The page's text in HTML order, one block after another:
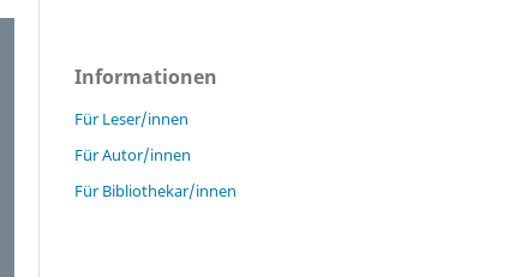
Informationen
Für Leser/innen
Für Autor/innen
Für Bibliothekar/innen